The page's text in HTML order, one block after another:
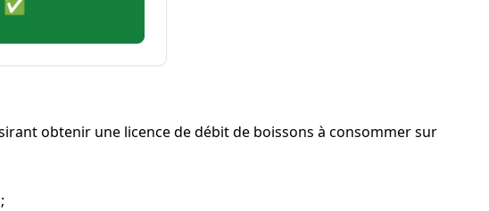
obtenir une licence de débit de boissons à consommer sur